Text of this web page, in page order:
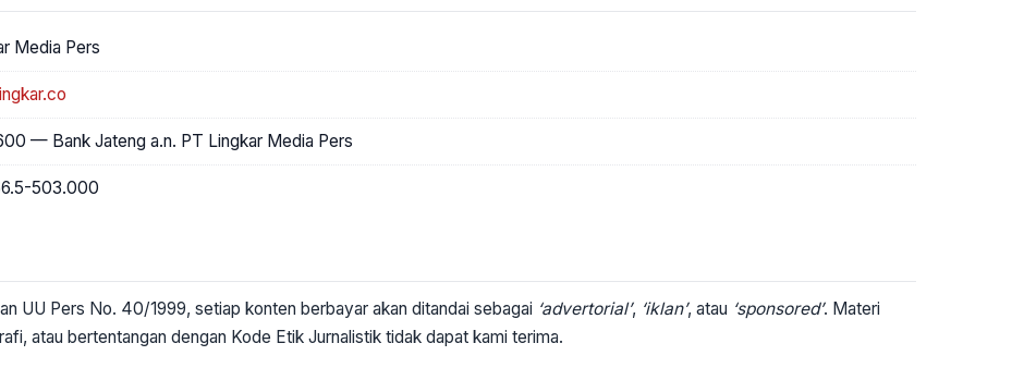
Media Pers
— Bank Jateng a.n. PT Lingkar Media Pers
503.000
UU Pers No. 40/1999, setiap konten berbayar akan ditandai sebagai ‘advertorial’, ‘iklan’, atau ‘sponsored’. Materi
atau bertentangan dengan Kode Etik Jurnalistik tidak dapat kami terima.